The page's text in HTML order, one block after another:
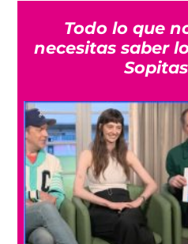
Todo lo que
necesitas saber